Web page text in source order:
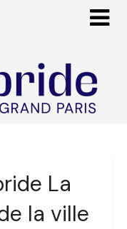
La
la ville